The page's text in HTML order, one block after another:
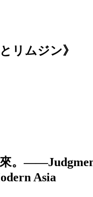
リムジン》
來。
Asia